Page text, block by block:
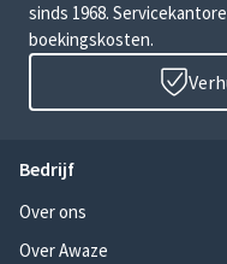
sinds 1968.
boekingskosten.
Bedrijf
Over ons
Over Awaze